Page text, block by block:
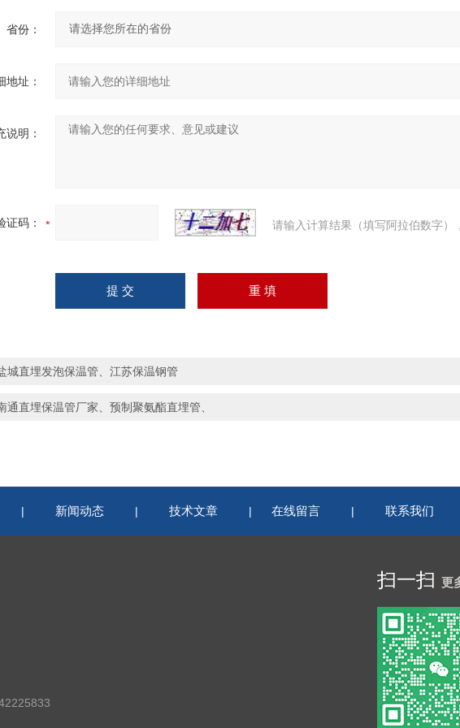
省份：
地址：
说明：
证码： 请输入计算结果（填写阿拉伯数字）
城直埋发泡保温管、江苏保温钢管
通直埋保温管厂家、预制聚氨酯直埋管、
| 新闻动态 | 技术文章 | 在线留言 | 联系我们
扫一扫 更